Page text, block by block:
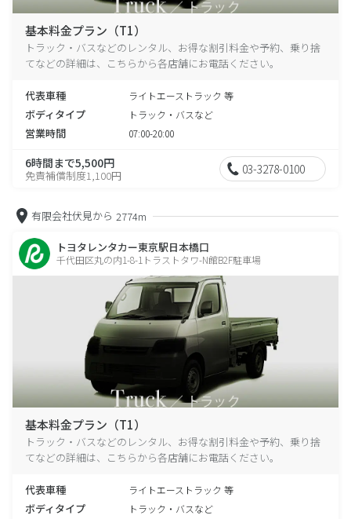
基本料金プラン（T1）
トラック・バスなどのレンタル、お得な割引料金や予約、乗り捨
てなどの詳細は、こちらから各店舗にお電話ください。
代表車種 ライトエーストラック 等
ボディタイプ トラック・バスなど
営業時間 07:00-20:00
6時間まで5,500円
免責補償制度1,100円 03-3278-0100
有限会社伏見から 2774m
トヨタレンタカー東京駅日本橋口
千代田区丸の内1-8-1トラストタワ-N館B2F駐車場
基本料金プラン（T1）
トラック・バスなどのレンタル、お得な割引料金や予約、乗り捨
てなどの詳細は、こちらから各店舗にお電話ください。
代表車種 ライトエーストラック 等
ボディタイプ トラック・バスなど